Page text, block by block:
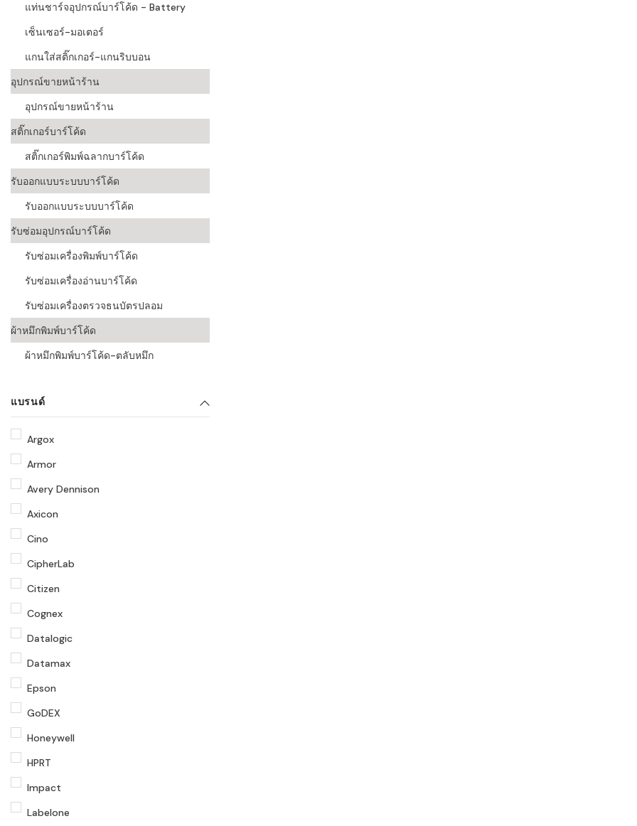
แท่นชาร์จอุปกรณ์บาร์โค้ด - Battery
เซ็นเซอร์-มอเตอร์
แกนใส่สติ๊กเกอร์-แกนริบบอน
อุปกรณ์ขายหน้าร้าน
อุปกรณ์ขายหน้าร้าน
สติ๊กเกอร์บาร์โค้ด
สติ๊กเกอร์พิมพ์ฉลากบาร์โค้ด
รับออกแบบระบบบาร์โค้ด
รับออกแบบระบบบาร์โค้ด
รับซ่อมอุปกรณ์บาร์โค้ด
รับซ่อมเครื่องพิมพ์บาร์โค้ด
รับซ่อมเครื่องอ่านบาร์โค้ด
รับซ่อมเครื่องตรวจธนบัตรปลอม
ผ้าหมึกพิมพ์บาร์โค้ด
ผ้าหมึกพิมพ์บาร์โค้ด-ตลับหมึก
แบรนด์
Argox
Armor
Avery Dennison
Axicon
Cino
CipherLab
Citizen
Cognex
Datalogic
Datamax
Epson
GoDEX
Honeywell
HPRT
Impact
Labelone